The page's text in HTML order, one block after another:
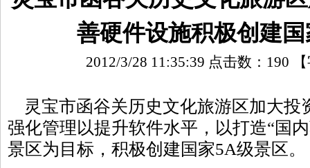
善硬件设施积极创建
2012/3/28 11:35:39 点击数： 190
灵宝市函谷关历史文化旅游区加大投
强化管理以提升软件水平，以打造“国
景区为目标，积极创建国家5A级景区。